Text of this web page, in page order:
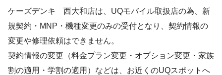
ケーズデンキ 西大和店は、UQモバイル取扱店の為、新
規契約・MNP・機種変更のみの受付となり、契約情報の
変更や修理依頼はできません。
契約情報の変更（料金プラン変更・オプション変更・家族
割の適用・学割の適用）などは、お近くのUQスポットへ